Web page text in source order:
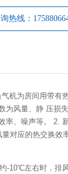
热线：
为房间用带有
为风量、静 压损
率、噪声等。 2.
对应的热交换效
-10℃左右时，排